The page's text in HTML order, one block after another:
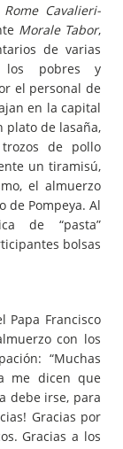
Rome Cavalieri-
Morale Tabor,
de varias
los pobres y
el personal de
en la capital
plato de lasaña,
de pollo
un tiramisú,
el almuerzo
de Pompeya. Al
de “pasta”
bolsas
Papa Francisco
con los
“Muchas
me dicen que
debe irse, para
Gracias por
Gracias a los